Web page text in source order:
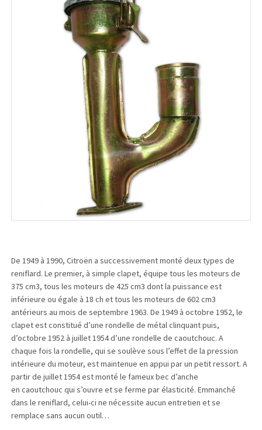
De 1949 à 1990, Citroën a successivement monté deux types de
reniflard. Le premier, à simple clapet, équipe tous les moteurs de
375 cm3, tous les moteurs de 425 cm3 dont la puissance est
inférieure ou égale à 18 ch et tous les moteurs de 602 cm3
antérieurs au mois de septembre 1963. De 1949 à octobre 1952, le
clapet est constitué d’une rondelle de métal clinquant puis,
d’octobre 1952 à juillet 1954 d’une rondelle de caoutchouc. A
chaque fois la rondelle, qui se soulève sous l’effet de la pression
intérieure du moteur, est maintenue en appui par un petit ressort. A
partir de juillet 1954 est monté le fameux bec d’anche
en caoutchouc qui s’ouvre et se ferme par élasticité. Emmanché
dans le reniflard, celui-ci ne nécessite aucun entretien et se
remplace sans aucun outil…